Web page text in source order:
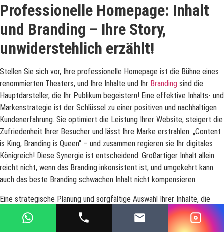
Professionelle Homepage: Inhalt
und Branding – Ihre Story,
unwiderstehlich erzählt!
Stellen Sie sich vor, Ihre professionelle Homepage ist die Bühne eines
renommierten Theaters, und Ihre Inhalte und Ihr Branding sind die
Hauptdarsteller, die Ihr Publikum begeistern! Eine effektive Inhalts- und
Markenstrategie ist der Schlüssel zu einer positiven und nachhaltigen
Kundenerfahrung. Sie optimiert die Leistung Ihrer Website, steigert die
Zufriedenheit Ihrer Besucher und lässt Ihre Marke erstrahlen. „Content
is King, Branding is Queen“ – und zusammen regieren sie Ihr digitales
Königreich! Diese Synergie ist entscheidend: Großartiger Inhalt allein
reicht nicht, wenn das Branding inkonsistent ist, und umgekehrt kann
auch das beste Branding schwachen Inhalt nicht kompensieren.
Eine strategische Planung und sorgfältige Auswahl Ihrer Inhalte, die
exakt auf die Bedürfnisse und Interessen Ihrer Zielgruppe
zugeschnitten sind, ist das A und O.[13, 14] Das ist wie beim Kochen